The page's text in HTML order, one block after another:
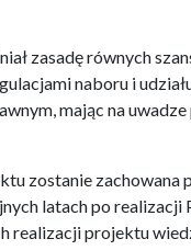
zasadę równych
naboru i
mając na
zostanie
latach po
realizacji projektu